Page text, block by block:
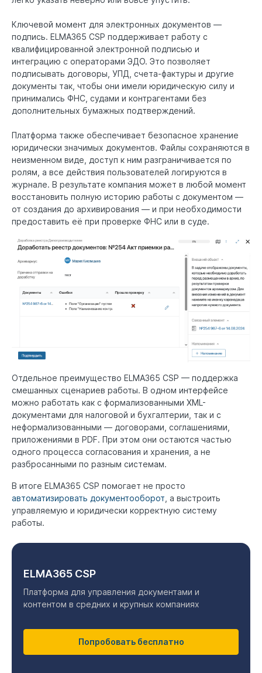
Ключевой момент для электронных документов —
подпись. ELMA365 CSP поддерживает работу с
квалифицированной электронной подписью и
интеграцию с операторами ЭДО. Это позволяет
подписывать договоры, УПД, счета-фактуры и другие
документы так, чтобы они имели юридическую силу и
принимались ФНС, судами и контрагентами без
дополнительных бумажных подтверждений.
Платформа также обеспечивает безопасное хранение
юридически значимых документов. Файлы сохраняются в
неизменном виде, доступ к ним разграничивается по
ролям, а все действия пользователей логируются в
журнале. В результате компания может в любой момент
восстановить полную историю работы с документом —
от создания до архивирования — и при необходимости
предоставить её при проверке ФНС или в суде.
Отдельное преимущество ELMA365 CSP — поддержка
смешанных сценариев работы. В одном интерфейсе
можно работать как с формализованными XML-
документами для налоговой и бухгалтерии, так и с
неформализованными — договорами, соглашениями,
приложениями в PDF. При этом они остаются частью
одного процесса согласования и хранения, а не
разбросанными по разным системам.
В итоге ELMA365 CSP помогает не просто
автоматизировать документооборот , а выстроить
управляемую и юридически корректную систему
работы.
ELMA365 CSP
Платформа для управления документами и
контентом в средних и крупных компаниях
Попробовать бесплатно